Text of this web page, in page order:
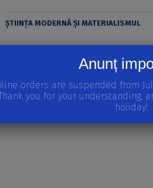
ȘTIINȚA MODERNĂ ȘI MATERIALISMUL
O ANALIZĂ PRAGMATICĂ ȘI
DIN REPUBLICA MOLDOVA: MARCATORII
Anunț
orders are suspended from
you for your understanding,
holiday!